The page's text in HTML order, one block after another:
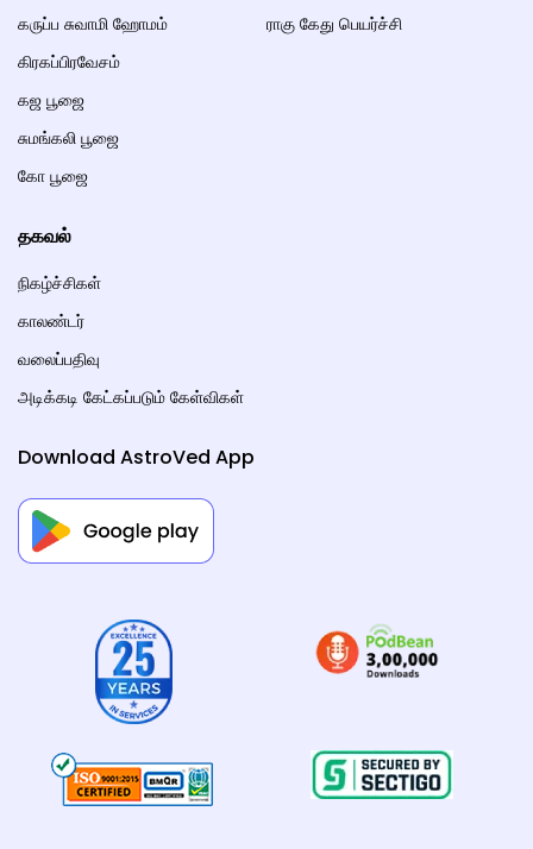
கருப்ப சுவாமி ஹோமம்
கிரகப்பிரவேசம்
கஜ பூஜை
சுமங்கலி பூஜை
கோ பூஜை
ராகு கேது பெயர்ச்சி
தகவல்
நிகழ்ச்சிகள்
காலண்டர்
வலைப்பதிவு
அடிக்கடி கேட்கப்படும் கேள்விகள்
Download AstroVed App